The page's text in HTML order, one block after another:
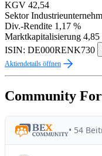
KGV 42,54
Sektor
Div.-Rendite 1,17 %
Marktkapitalisierung 4,85
ISIN: DE000RENK730
Aktiendetails öffnen
Community